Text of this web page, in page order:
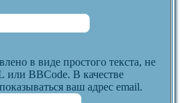
в виде простого текста, не
или BBCode. В качестве
ваш адрес email.